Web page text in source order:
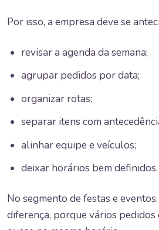
Por isso, a empresa deve se
revisar a agenda da semana;
agrupar pedidos por data;
organizar rotas;
separar itens com
alinhar equipe e veículos;
deixar horários bem definidos.
No segmento de festas e
diferença, porque vários pedidos